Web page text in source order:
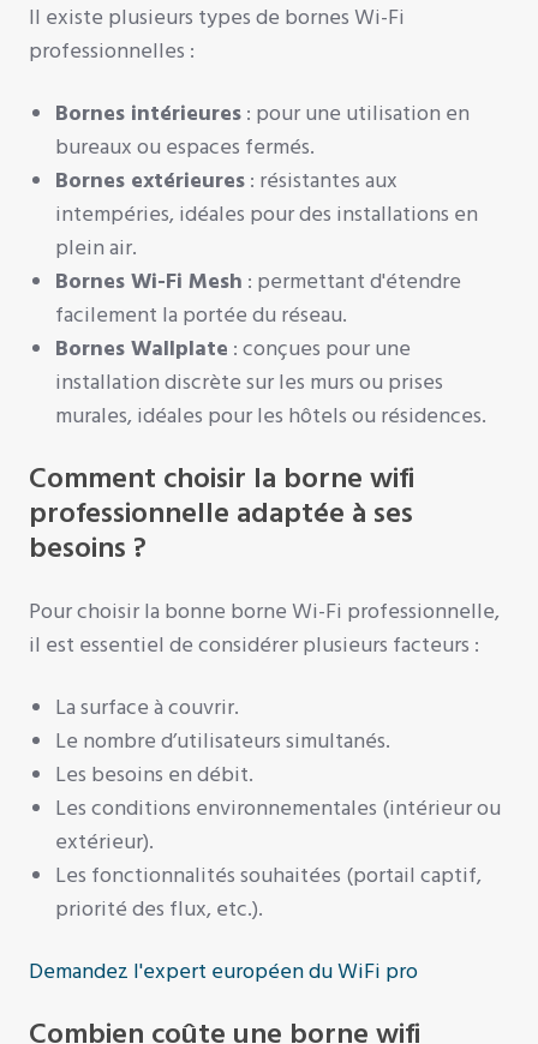
Il existe plusieurs types de bornes Wi-Fi
professionnelles :
Bornes intérieures: pour une utilisation en
bureaux ou espaces fermés.
Bornes extérieures: résistantes aux
intempéries, idéales pour des installations en
plein air.
Bornes Wi-Fi Mesh : permettant d'étendre
facilement la portée du réseau.
Bornes Wallplate : conçues pour une
installation discrète sur les murs ou prises
murales, idéales pour les hôtels ou résidences.
Comment choisir la borne wifi
professionnelle adaptée à ses
besoins ?
Pour choisir la bonne borne Wi-Fi professionnelle,
il est essentiel de considérer plusieurs facteurs :
La surface à couvrir.
Le nombre d’utilisateurs simultanés.
Les besoins en débit.
Les conditions environnementales (intérieur ou
extérieur).
Les fonctionnalités souhaitées (portail captif,
priorité des flux, etc.).
Demandez l'expert européen du WiFi pro
Combien coûte une borne wifi